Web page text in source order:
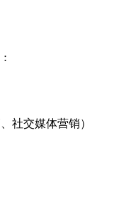
社交媒体营销）